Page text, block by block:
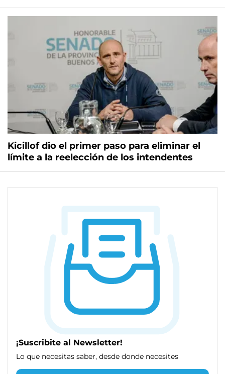
Kicillof dio el primer paso para eliminar el
límite a la reelección de los intendentes
¡Suscribite al Newsletter!
Lo que necesitas saber, desde donde necesites